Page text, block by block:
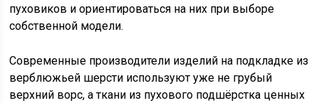
пуховиков и ориентироваться на них при выборе
собственной модели.
Современные производители изделий на подкладке из
верблюжьей шерсти используют уже не грубый
верхний ворс, а ткани из пухового подшёрстка ценных